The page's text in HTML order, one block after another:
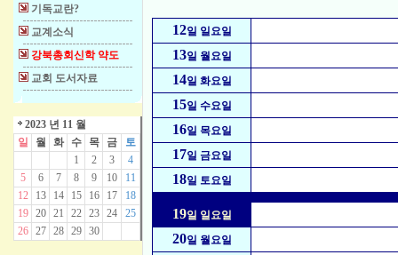
기독교란?
교계소식
강북총회신학 약도
교회 도서자료
2023 년 11 월
일
월 화 수 목 금
토
1
2 3
4
5
6 7 8 9 10
11
12
13 14 15 16 17
18
19
20 21 22 23 24
25
26
27 28 29 30
12일 일요일
13일 월요일
14일 화요일
15일 수요일
16일 목요일
17일 금요일
18일 토요일
19일 일요일
20일 월요일